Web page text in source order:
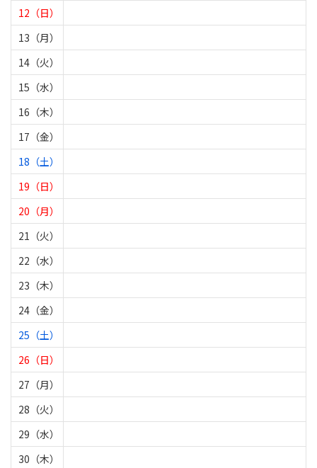
12（日）
13（月）
14（火）
15（水）
16（木）
17（金）
18（土）
19（日）
20（月）
21（火）
22（水）
23（木）
24（金）
25（土）
26（日）
27（月）
28（火）
29（水）
30（木）